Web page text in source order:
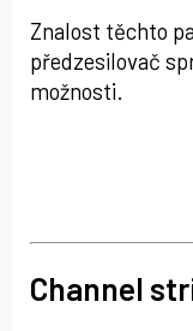
Znalost těchto
předzesilovač
možnosti.
Channel